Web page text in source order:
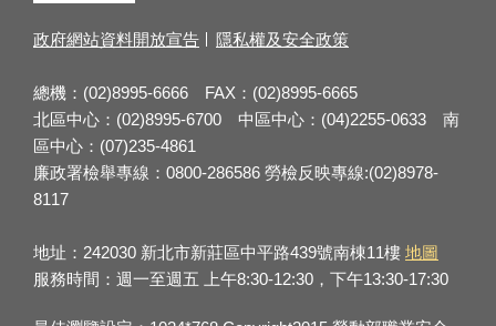
政府網站資料開放宣告 隱私權及安全政策
總機：(02)8995-6666 FAX：(02)8995-6665
北區中心：(02)8995-6700 中區中心：(04)2255-0633 南
區中心：(07)235-4861
廉政署檢舉專線：0800-286586 勞檢反映專線:(02)8978-
8117
地址：242030 新北市新莊區中平路439號南棟11樓 地圖
服務時間：週一至週五 上午8:30-12:30，下午13:30-17:30